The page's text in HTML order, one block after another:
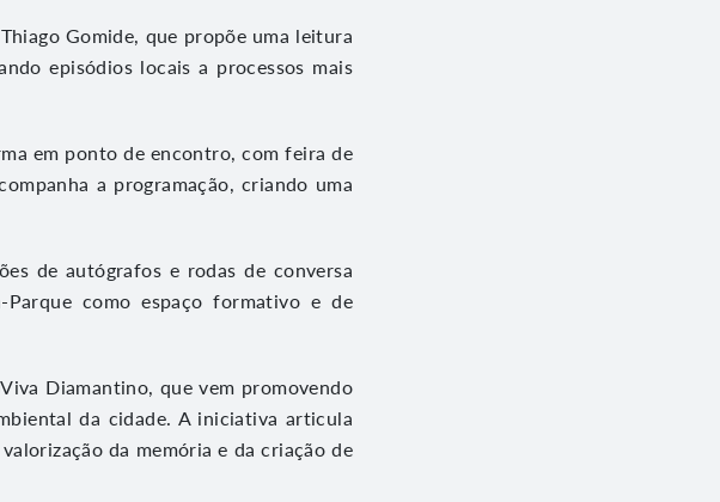
Gomide, que propõe uma leitura
episódios locais a processos mais
em ponto de encontro, com feira de
a programação, criando uma
de autógrafos e rodas de conversa
como espaço formativo e de
Diamantino, que vem promovendo
da cidade. A iniciativa articula
da memória e da criação de